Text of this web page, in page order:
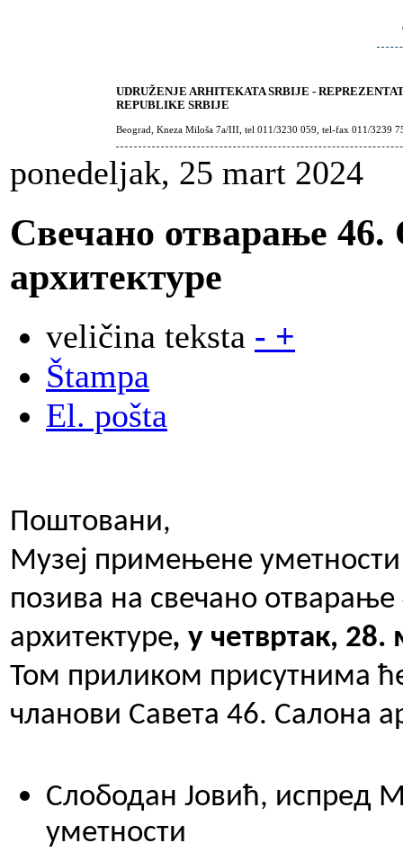
UDRUŽENJE ARHITEKATA SRBIJE -
REPUBLIKE SRBIJE
Beograd, Kneza Miloša 7a/III, tel 011/3230 059, tel-fax 011/3239
ponedeljak, 25 mart 2024
Свечано отварање 46.
архитектуре
veličina teksta - +
Štampa
El. pošta
Поштовани,
Музеј примењене
позива на свечано
архитектуре, у четвртак, 28.
Том приликом присутнима
чланови Савета 46. Салона
Слободан Јовић, испред
уметности